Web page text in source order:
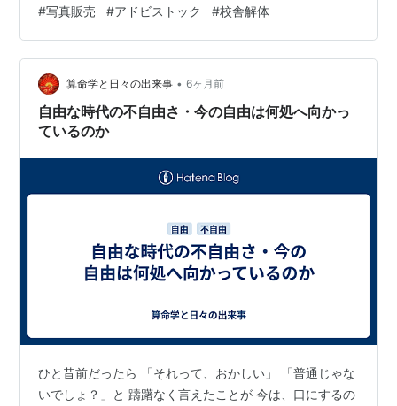
左 2026年の今現在は、ガレキの搬出作業が行われてい
る。 体育館だけは地域開放で残される様子。 地元民とし
ては残念だけれど、これも少子化時代の流れ。 下は在り
し日の校舎。 右は九州新幹線の高架で、校舎の奥先には
通過中の車両が…
#写真販売 #アドビストック #校舎解体
算命学と日々の出来事 • 6ヶ月前
自由な時代の不自由さ・今の自由は何処へ向かっ
ているのか
ひと昔前だったら 「それって、おかしい」 「普通じゃな
いでしょ？」と 躊躇なく言えたことが 今は、口にするの